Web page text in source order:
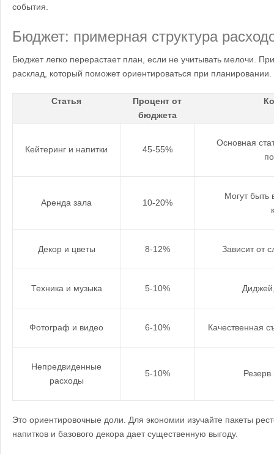
события.
Бюджет: примерная структура
Бюджет легко перерастает план, если не учитывать мелочи.
расклад, который поможет ориентироваться при планировании.
Статья
Процент от
бюджета
Кейтеринг и напитки 45-55%
Основная
Аренда зала 10-20%
Могут быть
Декор и цветы 8-12% Зависит от
Техника и музыка 5-10%
Фотограф и видео 6-10% Качественная
Непредвиденные
расходы
5-10%
Это ориентировочные доли. Для экономии изучайте пакеты
напитков и базового декора дает существенную выгоду.